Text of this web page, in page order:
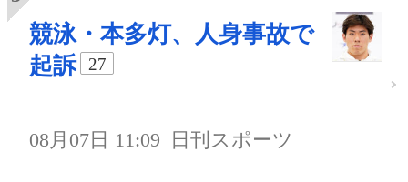
競泳・本多灯、人身事故で
起訴
27
08月07日 11:09 日刊スポーツ